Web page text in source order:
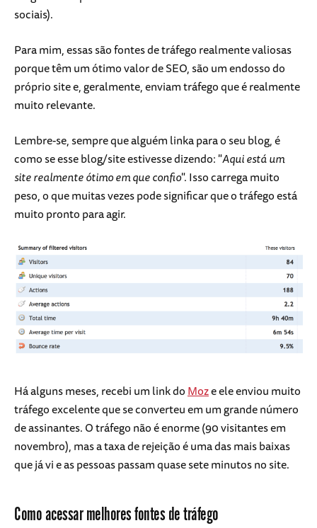
sociais).
Para mim, essas são fontes de tráfego realmente valiosas
porque têm um ótimo valor de SEO, são um endosso do
próprio site e, geralmente, enviam tráfego que é realmente
muito relevante.
Lembre-se, sempre que alguém linka para o seu blog, é
como se esse blog/site estivesse dizendo: "Aqui está um
site realmente ótimo em que confio". Isso carrega muito
peso, o que muitas vezes pode significar que o tráfego está
muito pronto para agir.
Há alguns meses, recebi um link doMoze ele enviou muito
tráfego excelente que se converteu em um grande número
de assinantes. O tráfego não é enorme (90 visitantes em
novembro), mas a taxa de rejeição é uma das mais baixas
que já vi e as pessoas passam quase sete minutos no site.
Como acessar melhores fontes de tráfego